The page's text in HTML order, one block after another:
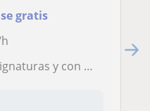
gratis
mucha experiencia